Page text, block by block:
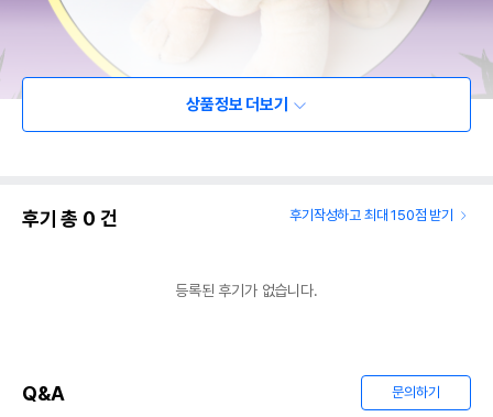
상품정보 더보기
후기 총 0 건 후기작성하고 최대 150점 받기
등록된 후기가 없습니다.
Q&A 문의하기